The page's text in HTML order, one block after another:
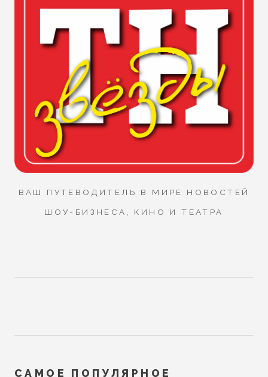
ВАШ ПУТЕВОДИТЕЛЬ В МИРЕ НОВОСТЕЙ
ШОУ-БИЗНЕСА, КИНО И ТЕАТРА
САМОЕ ПОПУЛЯРНОЕ